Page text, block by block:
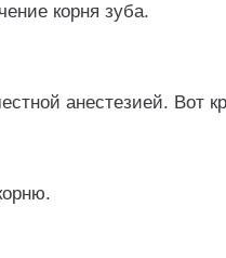
корня зуба.
анестезией. Вот